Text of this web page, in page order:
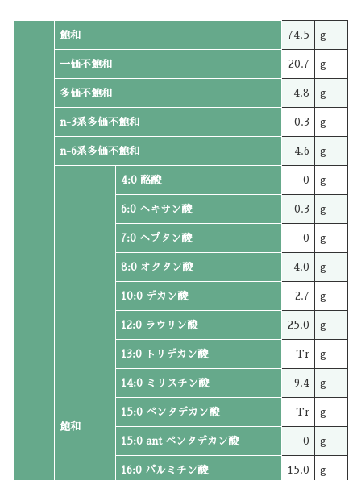
飽和 74.5 g
一価不飽和 20.7 g
多価不飽和 4.8 g
n-3系多価不飽和 0.3 g
n-6系多価不飽和 4.6 g
飽和
4:0 酪酸 0 g
6:0 ヘキサン酸 0.3 g
7:0 ヘプタン酸 0 g
8:0 オクタン酸 4.0 g
10:0 デカン酸 2.7 g
12:0 ラウリン酸 25.0 g
13:0 トリデカン酸 Tr g
14:0 ミリスチン酸 9.4 g
15:0 ペンタデカン酸 Tr g
15:0 ant ペンタデカン酸 0 g
16:0 パルミチン酸 15.0 g